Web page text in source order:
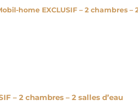
home EXCLUSIF – 2 chambres –
– 2 chambres – 2 salles d’eau